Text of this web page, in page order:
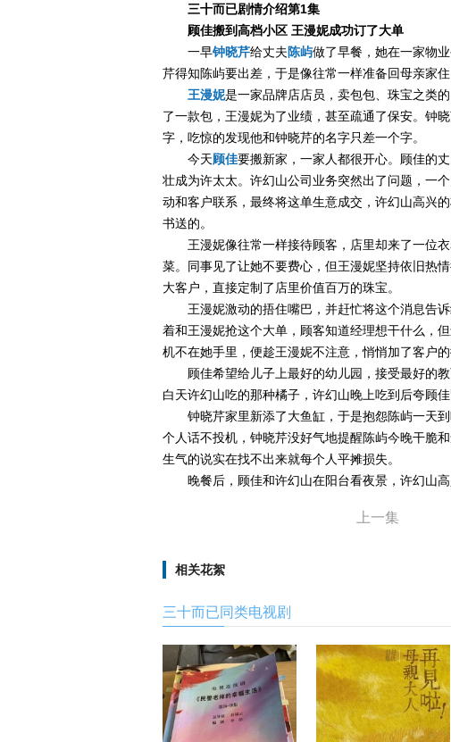
三十而已剧情介绍第1集
顾佳搬到高档小区 王漫妮成功订了大单
一早钟晓芹给丈夫陈屿做了早餐，她在一家物
芹得知陈屿要出差，于是像往常一样准备回母亲家
王漫妮是一家品牌店店员，卖包包、珠宝之类
了一款包，王漫妮为了业绩，甚至疏通了保安。钟
字，吃惊的发现他和钟晓芹的名字只差一个字。
今天顾佳要搬新家，一家人都很开心。顾佳的
壮成为许太太。许幻山公司业务突然出了问题，一
动和客户联系，最终将这单生意成交，许幻山高兴
书送的。
王漫妮像往常一样接待顾客，店里却来了一位
菜。同事见了让她不要费心，但王漫妮坚持依旧热
大客户，直接定制了店里价值百万的珠宝。
王漫妮激动的捂住嘴巴，并赶忙将这个消息告
着和王漫妮抢这个大单，顾客知道经理想干什么，
机不在她手里，便趁王漫妮不注意，悄悄加了客户的
顾佳希望给儿子上最好的幼儿园，接受最好的
白天许幻山吃的那种橘子，许幻山晚上吃到后夸顾
钟晓芹家里新添了大鱼缸，于是抱怨陈屿一天
个人话不投机，钟晓芹没好气地提醒陈屿今晚干脆
生气的说实在找不出来就每个人平摊损失。
晚餐后，顾佳和许幻山在阳台看夜景，许幻山
上一集
相关花絮
三十而已同类电视剧